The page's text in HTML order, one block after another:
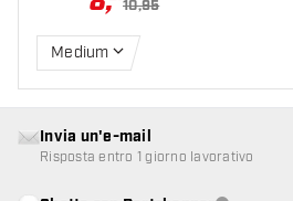
10,95
Medium
Invia un'e-mail
Risposta entro 1 giorno lavorativo